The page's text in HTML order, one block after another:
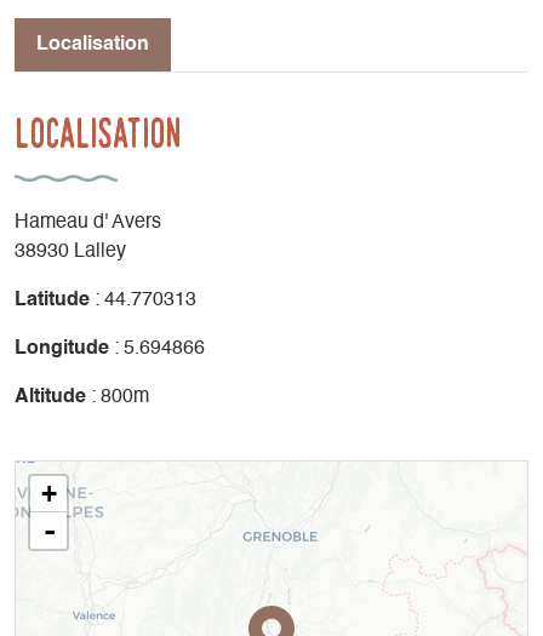
Localisation
Localisation
Hameau d' Avers
38930 Lalley
Latitude : 44.770313
Longitude : 5.694866
Altitude : 800m
+
-